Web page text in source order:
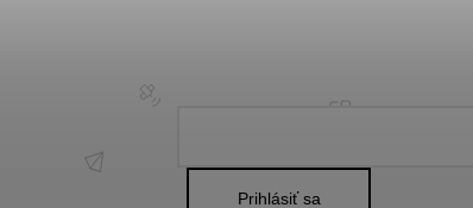
Prihlásiť sa